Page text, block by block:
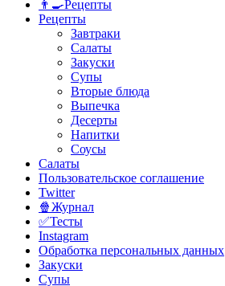
👨‍🍳Рецепты
Рецепты
Завтраки
Салаты
Закуски
Супы
Вторые блюда
Выпечка
Десерты
Напитки
Соусы
Салаты
Пользовательское соглашение
Twitter
🍿Журнал
✅Тесты
Instagram
Обработка персональных данных
Закуски
Супы